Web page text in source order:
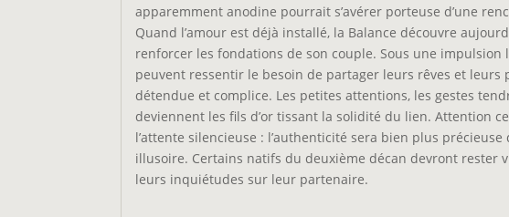
apparemment anodine pourrait s’avérer porteuse d’une
Quand l’amour est déjà installé, la Balance découvre
renforcer les fondations de son couple. Sous une impulsion
peuvent ressentir le besoin de partager leurs rêves et leurs
détendue et complice. Les petites attentions, les gestes
deviennent les fils d’or tissant la solidité du lien. Attention
l’attente silencieuse : l’authenticité sera bien plus
illusoire. Certains natifs du deuxième décan devront rester
leurs inquiétudes sur leur partenaire.